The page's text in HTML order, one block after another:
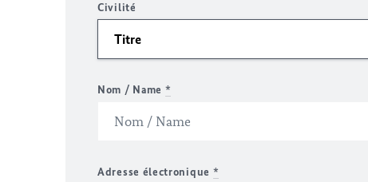
Civilité
Nom / Name *
Adresse électronique *